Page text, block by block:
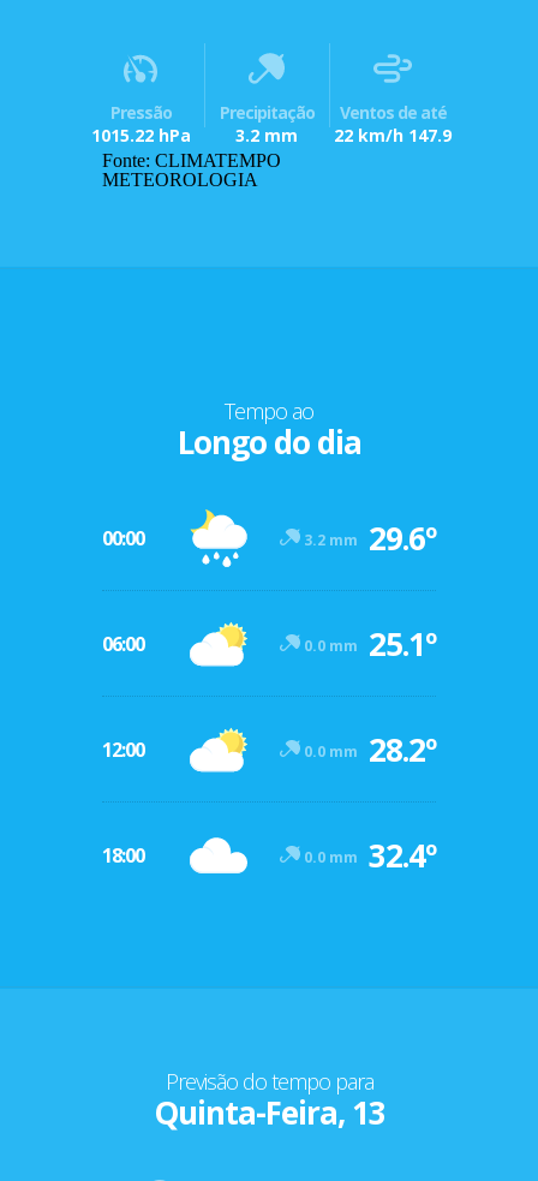
Pressão
1015.22 hPa
Precipitação
3.2 mm
Ventos de até
22 km/h 147.9
Fonte: CLIMATEMPO
METEOROLOGIA
Tempo ao
Longo do dia
00:00 3.2 mm 29.6º
06:00 0.0 mm 25.1º
12:00 0.0 mm 28.2º
18:00 0.0 mm 32.4º
Previsão do tempo para
Quinta-Feira, 13